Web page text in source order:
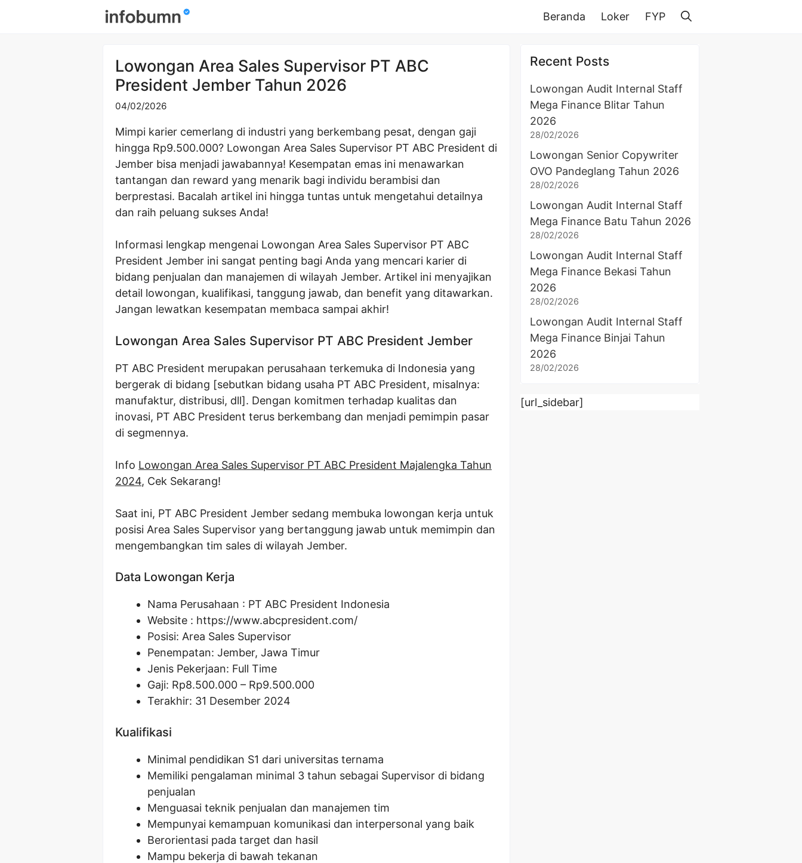
Beranda Loker FYP
Lowongan Area Sales Supervisor PT ABC
President Jember Tahun 2026
04/02/2026
Mimpi karier cemerlang di industri yang berkembang pesat, dengan gaji
hingga Rp9.500.000? Lowongan Area Sales Supervisor PT ABC President di
Jember bisa menjadi jawabannya! Kesempatan emas ini menawarkan
tantangan dan reward yang menarik bagi individu berambisi dan
berprestasi. Bacalah artikel ini hingga tuntas untuk mengetahui detailnya
dan raih peluang sukses Anda!
Informasi lengkap mengenai Lowongan Area Sales Supervisor PT ABC
President Jember ini sangat penting bagi Anda yang mencari karier di
bidang penjualan dan manajemen di wilayah Jember. Artikel ini menyajikan
detail lowongan, kualifikasi, tanggung jawab, dan benefit yang ditawarkan.
Jangan lewatkan kesempatan membaca sampai akhir!
Lowongan Area Sales Supervisor PT ABC President Jember
PT ABC President merupakan perusahaan terkemuka di Indonesia yang
bergerak di bidang [sebutkan bidang usaha PT ABC President, misalnya:
manufaktur, distribusi, dll]. Dengan komitmen terhadap kualitas dan
inovasi, PT ABC President terus berkembang dan menjadi pemimpin pasar
di segmennya.
Info Lowongan Area Sales Supervisor PT ABC President Majalengka Tahun
2024, Cek Sekarang!
Saat ini, PT ABC President Jember sedang membuka lowongan kerja untuk
posisi Area Sales Supervisor yang bertanggung jawab untuk memimpin dan
mengembangkan tim sales di wilayah Jember.
Data Lowongan Kerja
Nama Perusahaan : PT ABC President Indonesia
Website : https://www.abcpresident.com/
Posisi: Area Sales Supervisor
Penempatan: Jember, Jawa Timur
Jenis Pekerjaan: Full Time
Gaji: Rp8.500.000 – Rp9.500.000
Terakhir: 31 Desember 2024
Kualifikasi
Minimal pendidikan S1 dari universitas ternama
Memiliki pengalaman minimal 3 tahun sebagai Supervisor di bidang
penjualan
Menguasai teknik penjualan dan manajemen tim
Mempunyai kemampuan komunikasi dan interpersonal yang baik
Berorientasi pada target dan hasil
Mampu bekerja di bawah tekanan
Recent Posts
Lowongan Audit Internal Staff
Mega Finance Blitar Tahun
2026
28/02/2026
Lowongan Senior Copywriter
OVO Pandeglang Tahun 2026
28/02/2026
Lowongan Audit Internal Staff
Mega Finance Batu Tahun 2026
28/02/2026
Lowongan Audit Internal Staff
Mega Finance Bekasi Tahun
2026
28/02/2026
Lowongan Audit Internal Staff
Mega Finance Binjai Tahun
2026
28/02/2026
[url_sidebar]